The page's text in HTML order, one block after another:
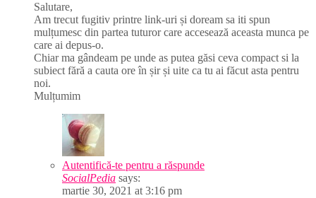
Salutare,
Am trecut fugitiv printre link-uri și doream sa iti spun
mulțumesc din partea tuturor care accesează aceasta munca pe
care ai depus-o.
Chiar ma gândeam pe unde as putea găsi ceva compact si la
subiect fără a cauta ore în șir și uite ca tu ai făcut asta pentru
noi.
Mulțumim
Autentifică-te pentru a răspunde
SocialPedia says:
martie 30, 2021 at 3:16 pm